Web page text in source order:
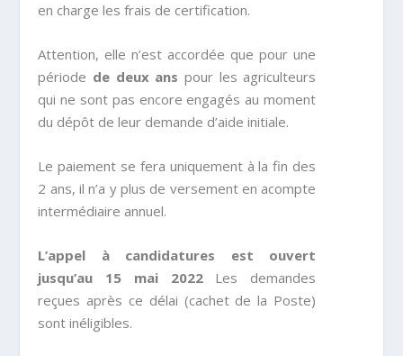
en charge les frais de certification.
Attention, elle n’est accordée que pour une
période de deux ans pour les agriculteurs
qui ne sont pas encore engagés au moment
du dépôt de leur demande d’aide initiale.
Le paiement se fera uniquement à la fin des
2 ans, il n’a y plus de versement en acompte
intermédiaire annuel.
L’appel à candidatures est ouvert
jusqu’au 15 mai 2022Les demandes
reçues après ce délai (cachet de la Poste)
sont inéligibles.